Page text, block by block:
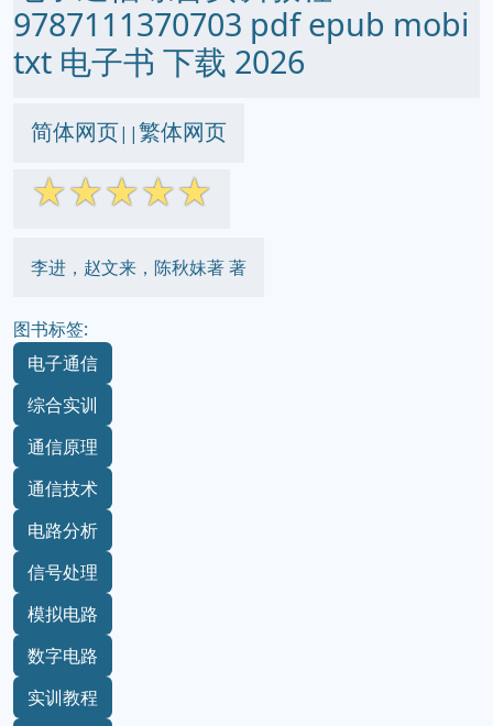
9787111370703 pdf epub mobi
txt 电子书 下载 2026
简体网页||繁体网页
☆☆☆☆☆
李进，赵文来，陈秋妹著 著
图书标签:
电子通信
综合实训
通信原理
通信技术
电路分析
信号处理
模拟电路
数字电路
实训教程